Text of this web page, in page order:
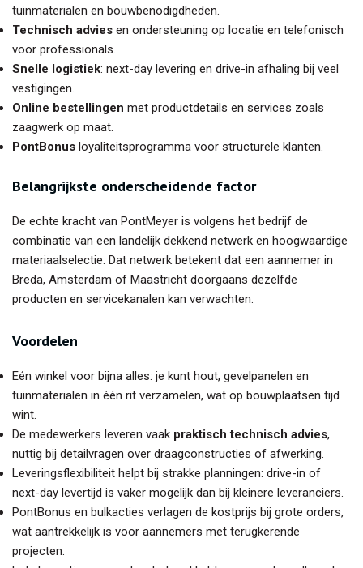
tuinmaterialen en bouwbenodigdheden.
Technisch advies en ondersteuning op locatie en telefonisch
voor professionals.
Snelle logistiek: next-day levering en drive-in afhaling bij veel
vestigingen.
Online bestellingen met productdetails en services zoals
zaagwerk op maat.
PontBonus loyaliteitsprogramma voor structurele klanten.
Belangrijkste onderscheidende factor
De echte kracht van PontMeyer is volgens het bedrijf de
combinatie van een landelijk dekkend netwerk en hoogwaardige
materiaalselectie. Dat netwerk betekent dat een aannemer in
Breda, Amsterdam of Maastricht doorgaans dezelfde
producten en servicekanalen kan verwachten.
Voordelen
Eén winkel voor bijna alles: je kunt hout, gevelpanelen en
tuinmaterialen in één rit verzamelen, wat op bouwplaatsen tijd
wint.
De medewerkers leveren vaak praktisch technisch advies,
nuttig bij detailvragen over draagconstructies of afwerking.
Leveringsflexibiliteit helpt bij strakke planningen: drive-in of
next-day levertijd is vaker mogelijk dan bij kleinere leveranciers.
PontBonus en bulkacties verlagen de kostprijs bij grote orders,
wat aantrekkelijk is voor aannemers met terugkerende
projecten.